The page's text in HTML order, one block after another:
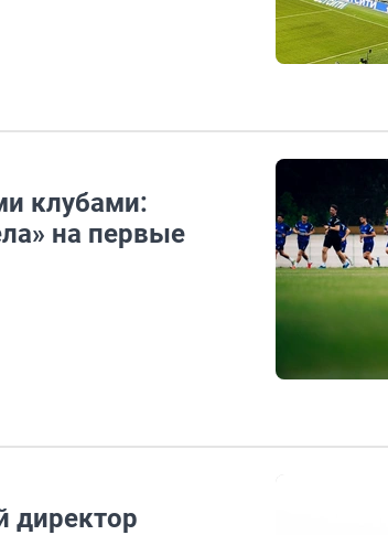
клубами:
на первые
директор